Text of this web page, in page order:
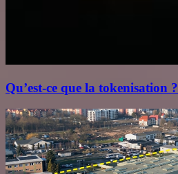
Qu’est‑ce que la tokenisation ?